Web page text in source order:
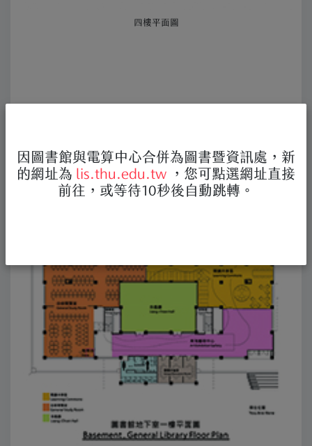
四樓平面圖
因圖書館與電算中心合併為圖書暨資訊處，新
的網址為
lis.thu.edu.tw ，您可點選網址直接
前往，或等待10秒後自動跳轉。